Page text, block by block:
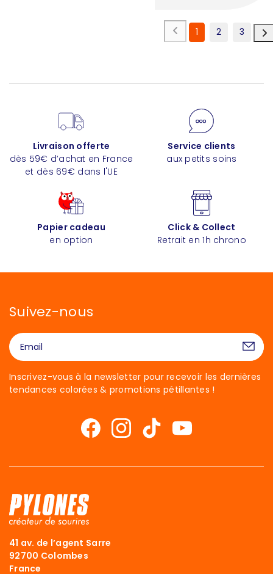
1 2 3
Livraison offerte
dès 59€ d’achat en France
et dès 69€ dans l'UE
Service clients
aux petits soins
Papier cadeau
en option
Click & Collect
Retrait en 1h chrono
Suivez-nous
Inscrivez-vous à la newsletter pour recevoir les dernières
tendances colorées & promotions pétillantes !
41 av. de l’agent Sarre
92700 Colombes
France